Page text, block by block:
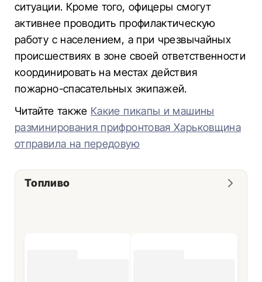
ситуации. Кроме того, офицеры смогут
активнее проводить профилактическую
работу с населением, а при чрезвычайных
происшествиях в зоне своей ответственности
координировать на местах действия
пожарно-спасательных экипажей.
Читайте также Какие пикапы и машины
разминирования прифронтовая Харьковщина
отправила на передовую
Топливо